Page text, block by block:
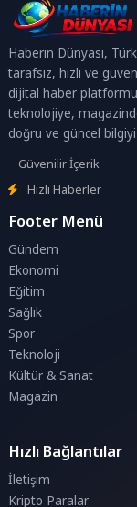
Haberin Dünyası,
tarafsız, hızlı ve
dijital haber
teknolojiye,
doğru ve güncel bilgiyi
Güvenilir İçerik
Hızlı Haberler
Footer Menü
Gündem
Ekonomi
Eğitim
Sağlık
Spor
Teknoloji
Kültür & Sanat
Magazin
Hızlı Bağlantılar
İletişim
Kripto Paralar